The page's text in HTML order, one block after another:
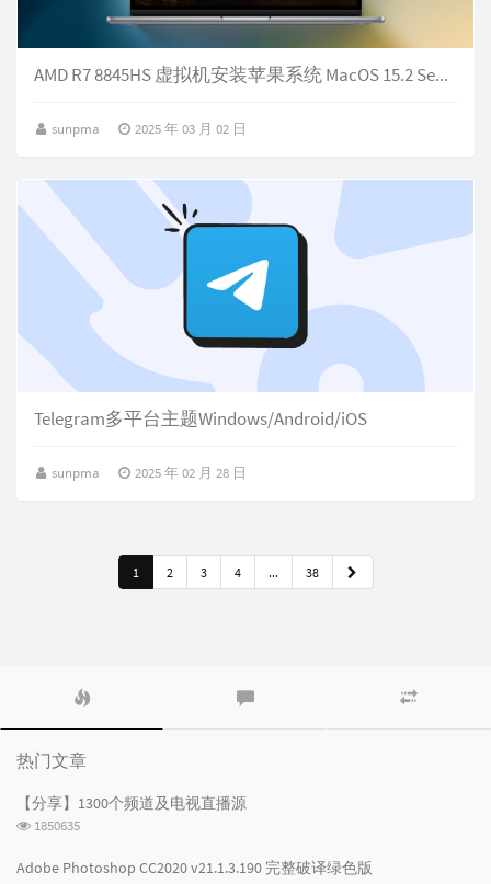
AMD R7 8845HS 虚拟机安装苹果系统 MacOS 15.2 Sequoia
sunpma 2025 年 03 月 02 日
Telegram多平台主题Windows/Android/iOS
sunpma 2025 年 02 月 28 日
1 2 3 4 ... 38
文
评
文
热门文章
【分享】1300个频道及电视直播源
浏
次
1850635
Adobe Photoshop CC2020 v21.1.3.190 完整破译绿色版